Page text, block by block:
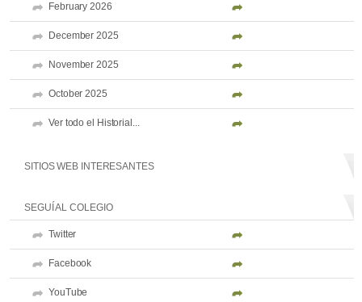
February 2026
December 2025
November 2025
October 2025
Ver todo el Historial...
SITIOS WEB INTERESANTES
SEGUÍ AL COLEGIO
Twitter
Facebook
YouTube